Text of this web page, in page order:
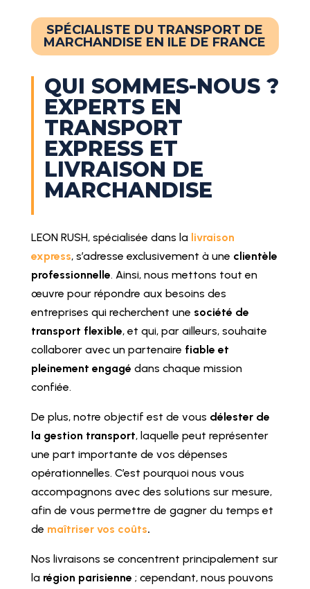
SPÉCIALISTE DU TRANSPORT DE
MARCHANDISE EN ILE DE FRANCE
QUI SOMMES-NOUS ?
EXPERTS EN
TRANSPORT
EXPRESS ET
LIVRAISON DE
MARCHANDISE
LEON RUSH, spécialisée dans la livraison
express, s’adresse exclusivement à une clientèle
professionnelle. Ainsi, nous mettons tout en
œuvre pour répondre aux besoins des
entreprises qui recherchent une société de
transport flexible, et qui, par ailleurs, souhaite
collaborer avec un partenaire fiable et
pleinement engagé dans chaque mission
confiée.
De plus, notre objectif est de vous délester de
la gestion transport, laquelle peut représenter
une part importante de vos dépenses
opérationnelles. C’est pourquoi nous vous
accompagnons avec des solutions sur mesure,
afin de vous permettre de gagner du temps et
de maîtriser vos coûts.
Nos livraisons se concentrent principalement sur
la région parisienne ; cependant, nous pouvons